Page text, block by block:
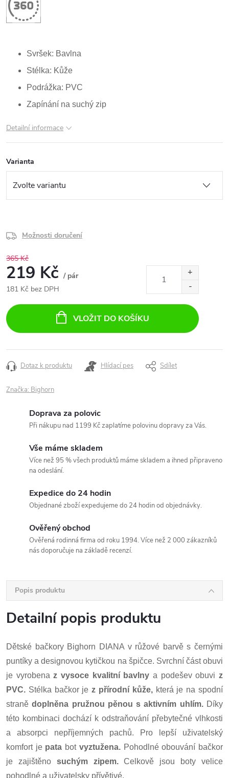
Svršek: Bavlna
Stélka: Kůže
Podrážka: PVC
Zapínání na suchý zip
Detailní informace
Varianta
Možnosti doručení
365 Kč
219 Kč / pár
181 Kč bez DPH
cena:
VLOŽIT DO KOŠÍKU
Dotaz k produktu Hlídací pes Sdílet
Značka: Bighorn
Doprava za polovic
Při nákupu nad 1199 Kč zaplatíme polovinu dopravy za Vás.
Vše máme skladem
Více než 95 % všech produktů máme skladem a ihned připraveno
na odeslání.
Expedice do 24 hodin
Objednané zboží expedujeme do 24 hodin od objednávky.
Ověřený obchod
Ověřená rodinná firma od roku 1994. Více než 2 000 zákazníků
nás doporučuje na základě recenzí.
Popis produktu
Detailní popis produktu
Dětské bačkory Bighorn DIANA v růžové barvě s černými
puntíky a designovou kytičkou na špičce. Svrchní část obuvi
je vyrobenaz vysoce kvalitní bavlny a podešev obuviz
PVC. Stélka bačkor jez přírodní kůže,která je na spodní
stranědoplněna pružnou pěnou s aktivním uhlím. Díky
této kombinaci dochází k odstraňování přebytečné vlhkosti
a absorpci nepříjemných pachů. Pro lepší uživatelský
komfort je pata bot vyztužena. Pohodlné obouvání bačkor
je zajištěno suchým zipem.Celkově jsou boty velice
pohodlné a uživatelsky přívětivé.